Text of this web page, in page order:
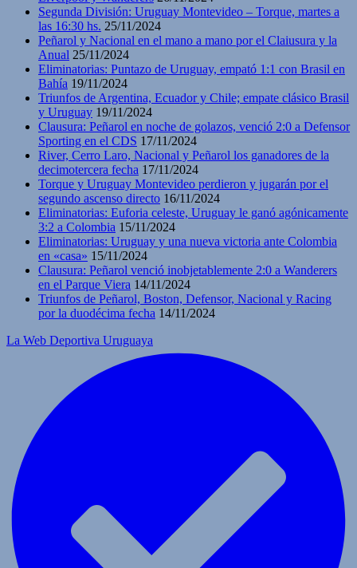
Segunda División: Uruguay Montevideo – Torque, martes a
las 16:30 hs. 25/11/2024
Peñarol y Nacional en el mano a mano por el Claiusura y la
Anual 25/11/2024
Eliminatorias: Puntazo de Uruguay, empató 1:1 con Brasil en
Bahía 19/11/2024
Triunfos de Argentina, Ecuador y Chile; empate clásico Brasil
y Uruguay 19/11/2024
Clausura: Peñarol en noche de golazos, venció 2:0 a Defensor
Sporting en el CDS 17/11/2024
River, Cerro Laro, Nacional y Peñarol los ganadores de la
decimotercera fecha 17/11/2024
Torque y Uruguay Montevideo perdieron y jugarán por el
segundo ascenso directo 16/11/2024
Eliminatorias: Euforia celeste, Uruguay le ganó agónicamente
3:2 a Colombia 15/11/2024
Eliminatorias: Uruguay y una nueva victoria ante Colombia
en «casa» 15/11/2024
Clausura: Peñarol venció inobjetablemente 2:0 a Wanderers
en el Parque Viera 14/11/2024
Triunfos de Peñarol, Boston, Defensor, Nacional y Racing
por la duodécima fecha 14/11/2024
La Web Deportiva Uruguaya